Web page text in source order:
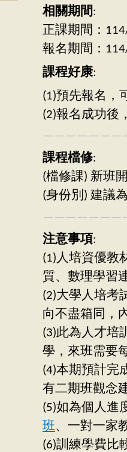
相關期間:
正課期間：
報名期間：
課程好康:
(1)預先報名，
(2)報名成功後
課程檔修:
(檔修課) 新班
(身份別) 建議
注意事項:
(1)人培資優教
質、數理學習
(2)大學人培考
向不盡箱同，
(3)此為人才培
學，來班需要
(4)本期預計完
有二期班觀念
(5)如為個人進
班、一對一家
(6)訓練學費比